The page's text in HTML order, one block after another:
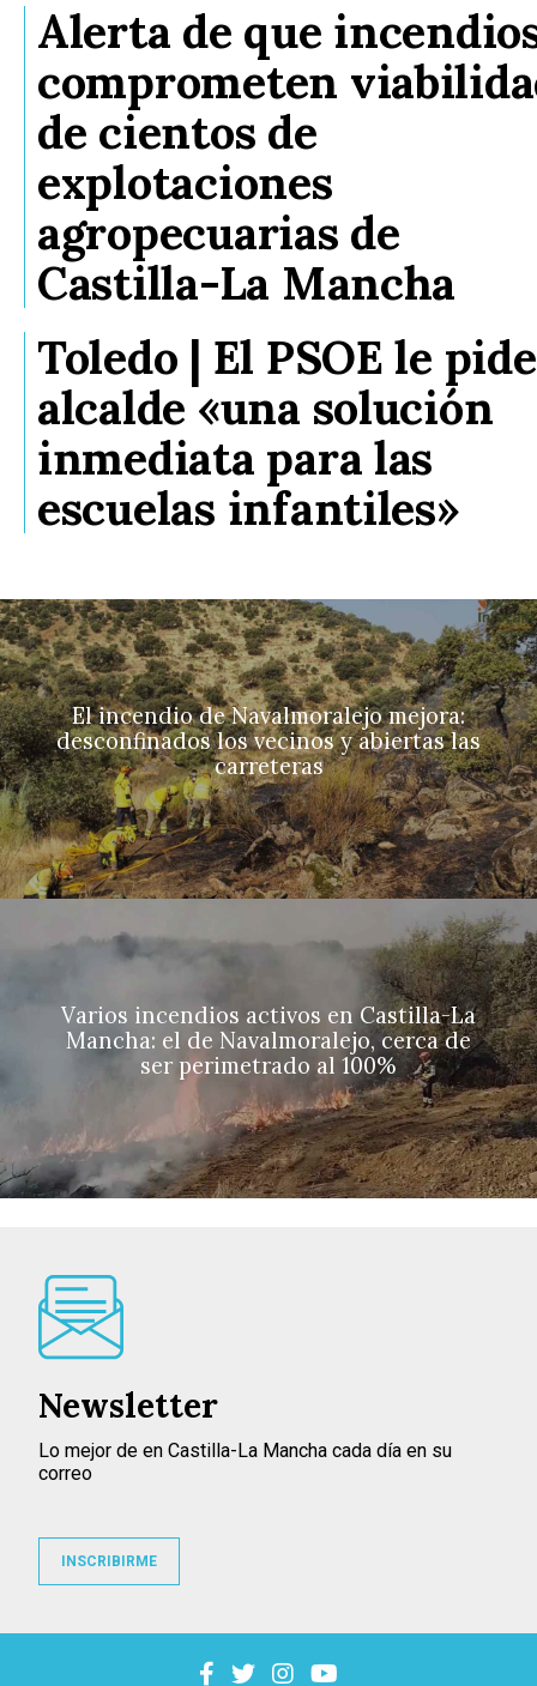
Alerta de que
comprometen
de cientos de
explotaciones
agropecuarias de
Castilla-La Mancha
Toledo | El PSOE le
alcalde «una solución
inmediata para las
escuelas infantiles»
El incendio de Navalmoralejo mejora:
desconfinados los vecinos y abiertas las
carreteras
Varios incendios activos en Castilla-La
Mancha: el de Navalmoralejo, cerca de
ser perimetrado al 100%
Newsletter
Lo mejor de en Castilla-La Mancha cada día en su
correo
INSCRIBIRME